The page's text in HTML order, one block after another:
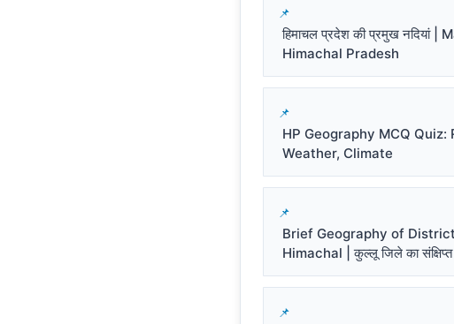
हिमाचल प्रदेश की प्रमुख नदियां
Himachal Pradesh
HP Geography MCQ Quiz:
Weather, Climate
Brief Geography of
Himachal | कुल्लू जिले का